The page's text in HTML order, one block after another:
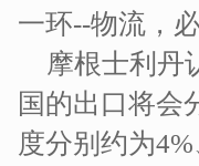
一环--物流，
摩根士利丹
国的出口将会
度分别约为